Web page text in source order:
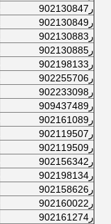
ر902130847
ر902130849
ر902130883
ر902130885
ر902198133
ر902255706
ر902233098
ر909437489
ر902161089
ر902119507
ر902119509
ر902156342
ر902198134
ر902158626
ر902160022
ر902161274